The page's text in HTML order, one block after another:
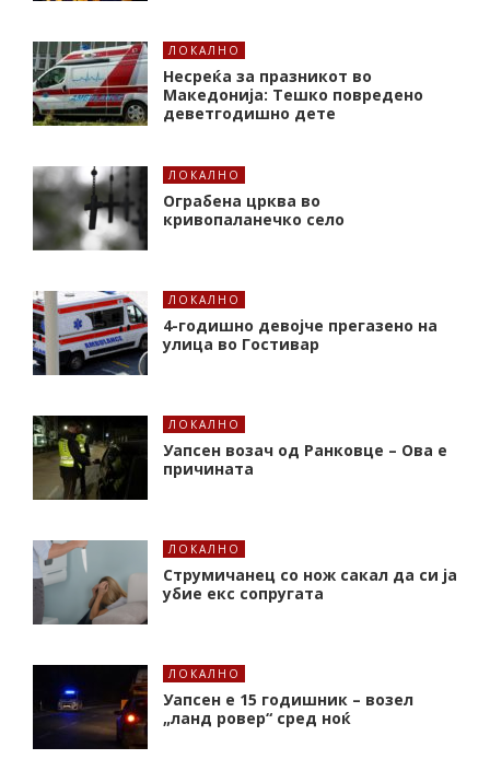
ЛОКАЛНО
Несреќа за празникот во
Македонија: Тешко повредено
деветгодишно дете
ЛОКАЛНО
Ограбена црква во
кривопаланечко село
ЛОКАЛНО
4-годишно девојче прегазено на
улица во Гостивар
ЛОКАЛНО
Уапсен возач од Ранковце – Ова е
причината
ЛОКАЛНО
Струмичанец со нож сакал да си ја
убие екс сопругата
ЛОКАЛНО
Уапсен е 15 годишник – возел
„ланд ровер“ сред ноќ